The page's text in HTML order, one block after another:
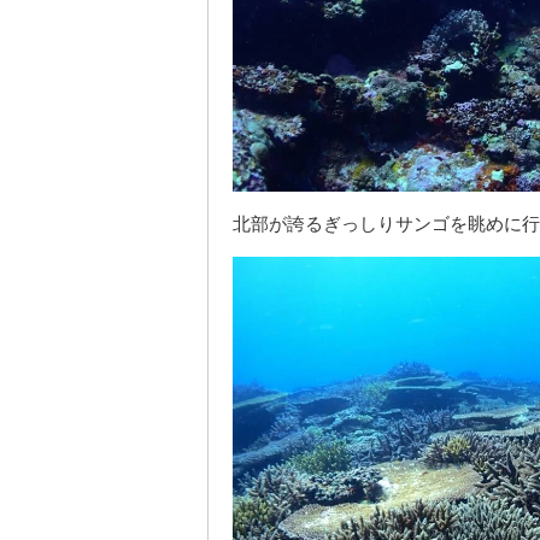
北部が誇るぎっしりサンゴを眺めに